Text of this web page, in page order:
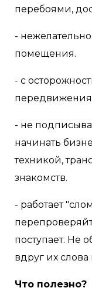
перебоями,
-
помещения.
- с
передвижения
- не
начинать
техникой,
знакомств.
- работает
поступает. Не
вдруг их
Что полезно?